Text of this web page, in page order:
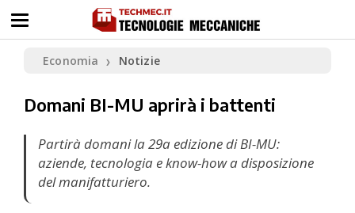
Economia ❯ Notizie
Domani BI-MU aprirà i battenti
Partirà domani la 29a edizione di BI-MU:
aziende, tecnologia e know-how a disposizione
del manifatturiero.